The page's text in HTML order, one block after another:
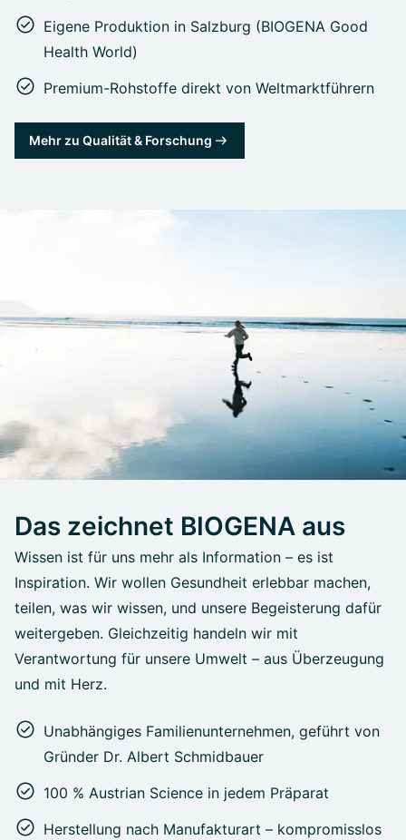
Eigene Produktion in Salzburg (BIOGENA Good
Health World)
Premium-Rohstoffe direkt von Weltmarktführern
Mehr zu Qualität & Forschung
Das zeichnet BIOGENA aus
Wissen ist für uns mehr als Information – es ist
Inspiration. Wir wollen Gesundheit erlebbar machen,
teilen, was wir wissen, und unsere Begeisterung dafür
weitergeben. Gleichzeitig handeln wir mit
Verantwortung für unsere Umwelt – aus Überzeugung
und mit Herz.
Unabhängiges Familienunternehmen, geführt von
Gründer Dr. Albert Schmidbauer
100 % Austrian Science in jedem Präparat
Herstellung nach Manufakturart – kompromisslos